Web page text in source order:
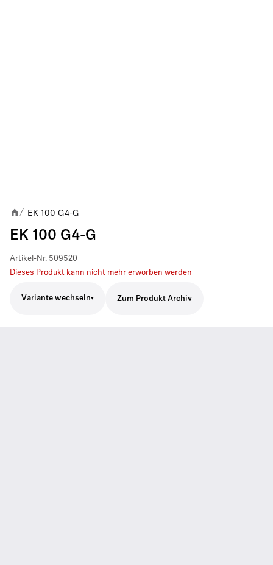
/ EK 100 G4-G
EK 100 G4-G
Artikel-Nr. 509520
Dieses Produkt kann nicht mehr erworben werden
Variante wechseln Zum Produkt Archiv